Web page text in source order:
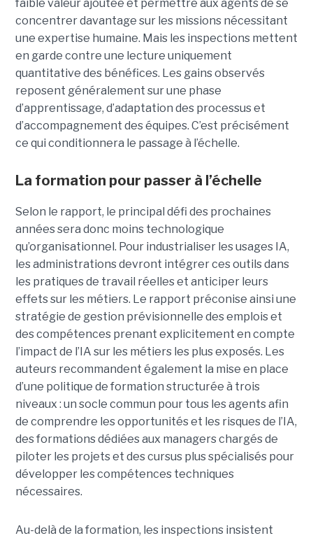
faible valeur ajoutée et permettre aux agents de se
concentrer davantage sur les missions nécessitant
une expertise humaine. Mais les inspections mettent
en garde contre une lecture uniquement
quantitative des bénéfices. Les gains observés
reposent généralement sur une phase
d’apprentissage, d’adaptation des processus et
d’accompagnement des équipes. C’est précisément
ce qui conditionnera le passage à l’échelle.
La formation pour passer à l’échelle
Selon le rapport, le principal défi des prochaines
années sera donc moins technologique
qu’organisationnel. Pour industrialiser les usages IA,
les administrations devront intégrer ces outils dans
les pratiques de travail réelles et anticiper leurs
effets sur les métiers. Le rapport préconise ainsi une
stratégie de gestion prévisionnelle des emplois et
des compétences prenant explicitement en compte
l’impact de l’IA sur les métiers les plus exposés. Les
auteurs recommandent également la mise en place
d’une politique de formation structurée à trois
niveaux : un socle commun pour tous les agents afin
de comprendre les opportunités et les risques de l’IA,
des formations dédiées aux managers chargés de
piloter les projets et des cursus plus spécialisés pour
développer les compétences techniques
nécessaires.
Au-delà de la formation, les inspections insistent